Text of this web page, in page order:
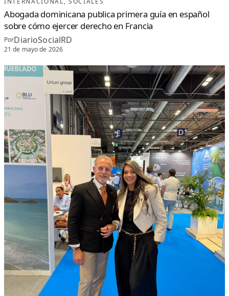
Abogada dominicana publica primera guía en español
sobre cómo ejercer derecho en Francia
PorDiarioSocialRD
21 de mayo de 2026